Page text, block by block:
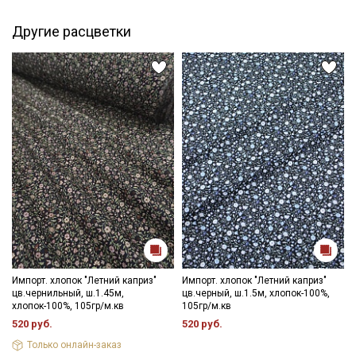
Другие расцветки
Импорт. хлопок "Летний каприз"
цв.чернильный, ш.1.45м,
хлопок-100%, 105гр/м.кв
520 руб.
Только онлайн-заказ
Импорт. хлопок "Летний каприз"
цв.черный, ш.1.5м, хлопок-100%,
105гр/м.кв
520 руб.